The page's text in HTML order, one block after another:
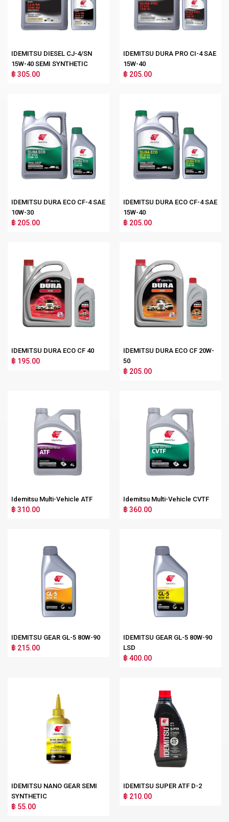
IDEMITSU DIESEL CJ-4/SN
15W-40 SEMI SYNTHETIC
฿ 305.00
IDEMITSU DURA PRO CI-4 SAE
15W-40
฿ 205.00
IDEMITSU DURA ECO CF-4 SAE
10W-30
฿ 205.00
IDEMITSU DURA ECO CF-4 SAE
15W-40
฿ 205.00
IDEMITSU DURA ECO CF 40
฿ 195.00
IDEMITSU DURA ECO CF 20W-
50
฿ 205.00
Idemitsu Multi-Vehicle ATF
฿ 310.00
Idemitsu Multi-Vehicle CVTF
฿ 360.00
IDEMITSU GEAR GL-5 80W-90
฿ 215.00
IDEMITSU GEAR GL-5 80W-90
LSD
฿ 400.00
IDEMITSU NANO GEAR SEMI
SYNTHETIC
฿ 55.00
IDEMITSU SUPER ATF D-2
฿ 210.00